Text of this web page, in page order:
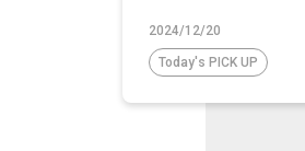
2024/12/20
Today's PICK UP